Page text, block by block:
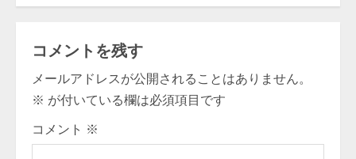
コメントを残す
メールアドレスが公開されることはありません。
※ が付いている欄は必須項目です
コメント ※